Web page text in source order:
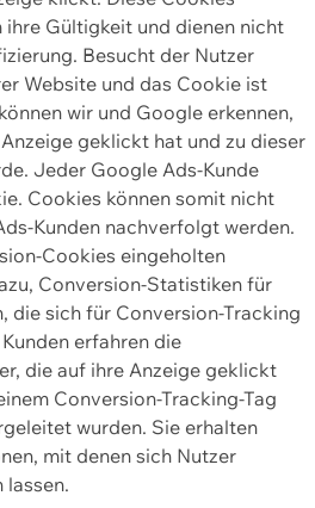
ihre Gültigkeit und dienen nicht
Besucht der Nutzer
Website und das Cookie ist
wir und Google erkennen,
geklickt hat und zu dieser
Jeder Google Ads-Kunde
Cookies können somit nicht
Kunden nachverfolgt werden.
Cookies eingeholten
Conversion-Statistiken für
die sich für Conversion-Tracking
erfahren die
die auf ihre Anzeige geklickt
Conversion-Tracking-Tag
wurden. Sie erhalten
mit denen sich Nutzer